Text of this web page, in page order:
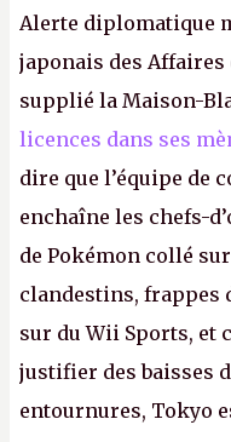
Alerte diplomatique
japonais des
supplié la Maison-
licences dans ses
dire que l’équipe de
enchaîne les chefs-
de Pokémon collé
clandestins, frappes
sur du Wii Sports, et
justifier des baisses
entournures, Tokyo